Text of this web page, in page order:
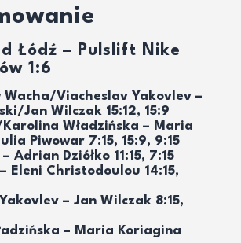
Łódź – Pulslift Nike
1:6
Wacha/Viacheslav Yakovlev –
Jan Wilczak 15:12, 15:9
Władzińska – Maria
Piwowar 7:15, 15:9, 9:15
Adrian Dziółko 11:15, 7:15
Eleni Christodoulou 14:15,
– Jan Wilczak 8:15,
– Maria Koriagina